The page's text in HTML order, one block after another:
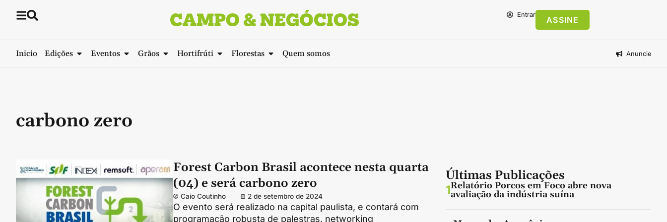
Entrar
ASSINE
Inicio Edições Eventos Grãos Hortifrúti Florestas Quem somos Anuncie
carbono zero
Forest Carbon Brasil acontece nesta quarta
(04) e será carbono zero
Caio Coutinho 2 de setembro de 2024
O evento será realizado na capital paulista, e contará com
programação robusta de palestras, networking
Últimas Publicações
1Relatório Porcos em Foco abre nova
avaliação da indústria suína